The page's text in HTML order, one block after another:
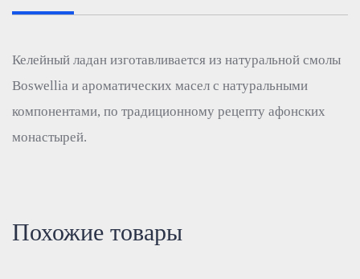
Келейный ладан изготавливается из натуральной смолы
Boswellia и ароматических масел с натуральными
компонентами, по традиционному рецепту афонских
монастырей.
Похожие товары